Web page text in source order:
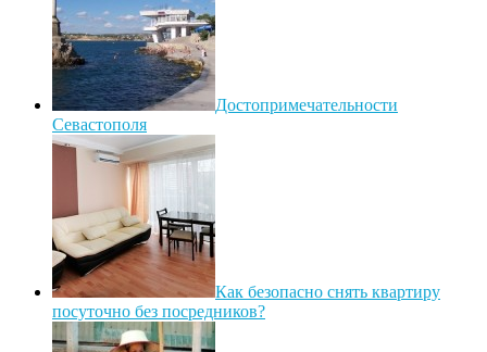
Достопримечательности
Севастополя
Как безопасно снять квартиру
посуточно без посредников?